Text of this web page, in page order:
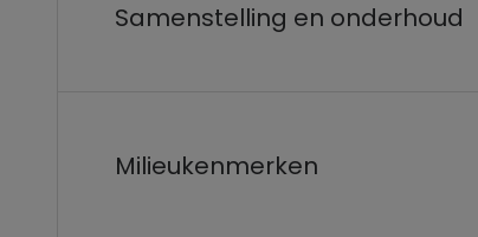
Samenstelling en onderhoud
Milieukenmerken